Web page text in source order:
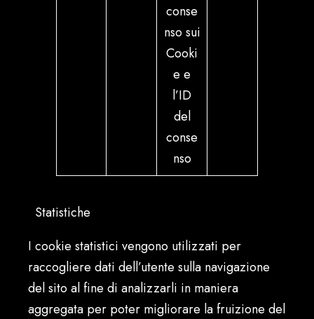
conse
nso sui
Cooki
e e
l’ID
del
conse
nso
Statistiche
I cookie statistici vengono utilizzati per
raccogliere dati dell’utente sulla navigazione
del sito al fine di analizzarli in maniera
aggregata per poter migliorare la fruizione del